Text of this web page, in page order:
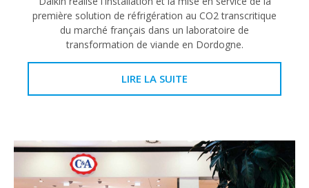
première solution de réfrigération au CO2 transcritique
du marché français dans un laboratoire de
transformation de viande en Dordogne.
LIRE LA SUITE